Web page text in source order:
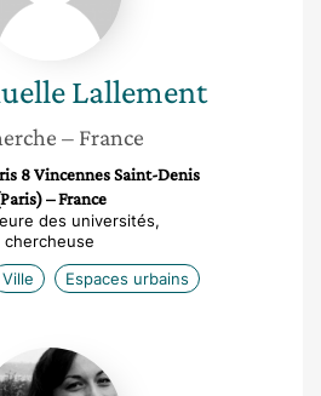
Lallement
– France
8 Vincennes Saint-Denis
– France
des universités,
chercheuse
Ville Espaces urbains
Clémence
Lehec